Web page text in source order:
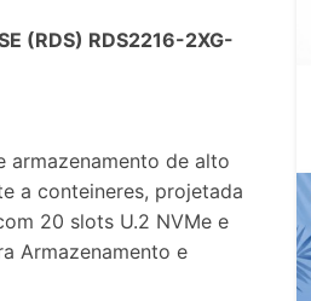
(RDS) RDS2216-2XG-
armazenamento de alto
a conteineres, projetada
20 slots U.2 NVMe e
Armazenamento e